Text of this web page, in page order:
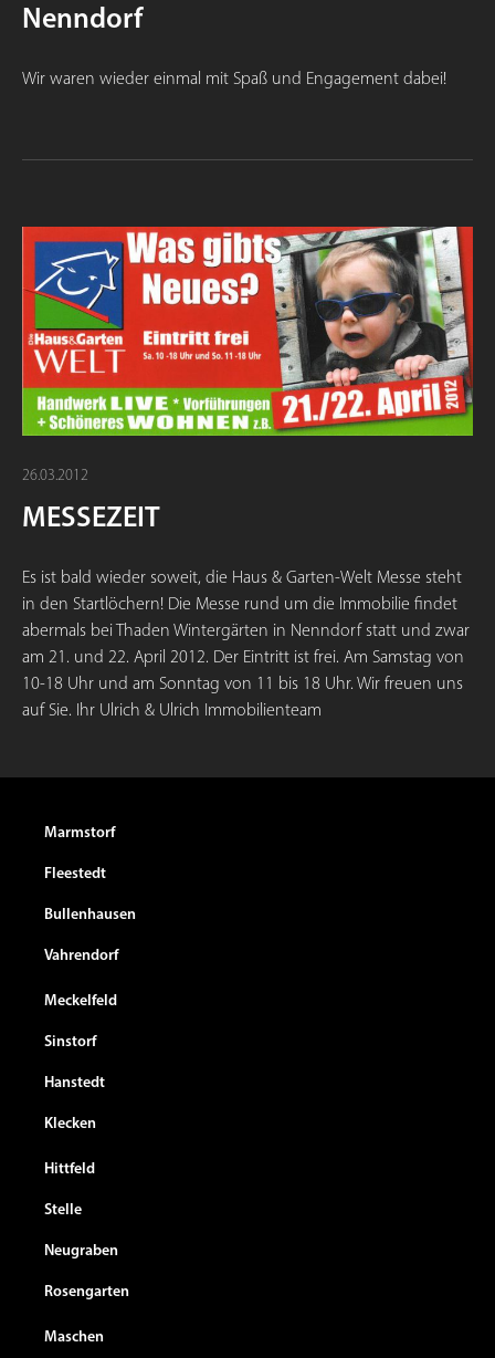
Nenndorf
Wir waren wieder einmal mit Spaß und Engagement dabei!
26.03.2012
MESSEZEIT
Es ist bald wieder soweit, die Haus & Garten-Welt Messe steht
in den Startlöchern! Die Messe rund um die Immobilie findet
abermals bei Thaden Wintergärten in Nenndorf statt und zwar
am 21. und 22. April 2012. Der Eintritt ist frei. Am Samstag von
10-18 Uhr und am Sonntag von 11 bis 18 Uhr. Wir freuen uns
auf Sie. Ihr Ulrich & Ulrich Immobilienteam
Marmstorf
Fleestedt
Bullenhausen
Vahrendorf
Meckelfeld
Sinstorf
Hanstedt
Klecken
Hittfeld
Stelle
Neugraben
Rosengarten
Maschen